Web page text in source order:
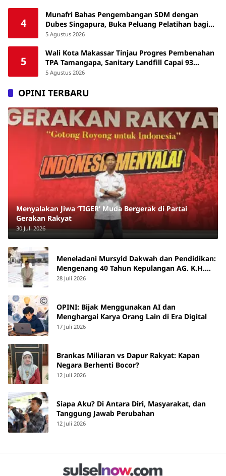
4
Munafri Bahas Pengembangan SDM dengan
Dubes Singapura, Buka Peluang Pelatihan bagi
ASN hingga Masyarakat
5 Agustus 2026
5
Wali Kota Makassar Tinjau Progres Pembenahan
TPA Tamangapa, Sanitary Landfill Capai 93
Persen
5 Agustus 2026
OPINI TERBARU
Menyalakan Jiwa ‘TIGER’ Muda Bergerak di Partai
Gerakan Rakyat
30 Juli 2026
Meneladani Mursyid Dakwah dan Pendidikan:
Mengenang 40 Tahun Kepulangan AG. K.H.
Yunus Martan
28 Juli 2026
OPINI: Bijak Menggunakan AI dan
Menghargai Karya Orang Lain di Era Digital
17 Juli 2026
Brankas Miliaran vs Dapur Rakyat: Kapan
Negara Berhenti Bocor?
12 Juli 2026
Siapa Aku? Di Antara Diri, Masyarakat, dan
Tanggung Jawab Perubahan
12 Juli 2026